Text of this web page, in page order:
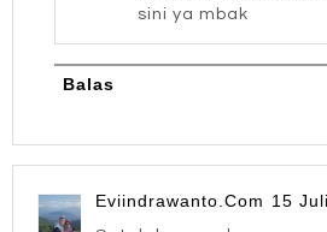
sini ya mbak
Balas
Eviindrawanto.Com 15